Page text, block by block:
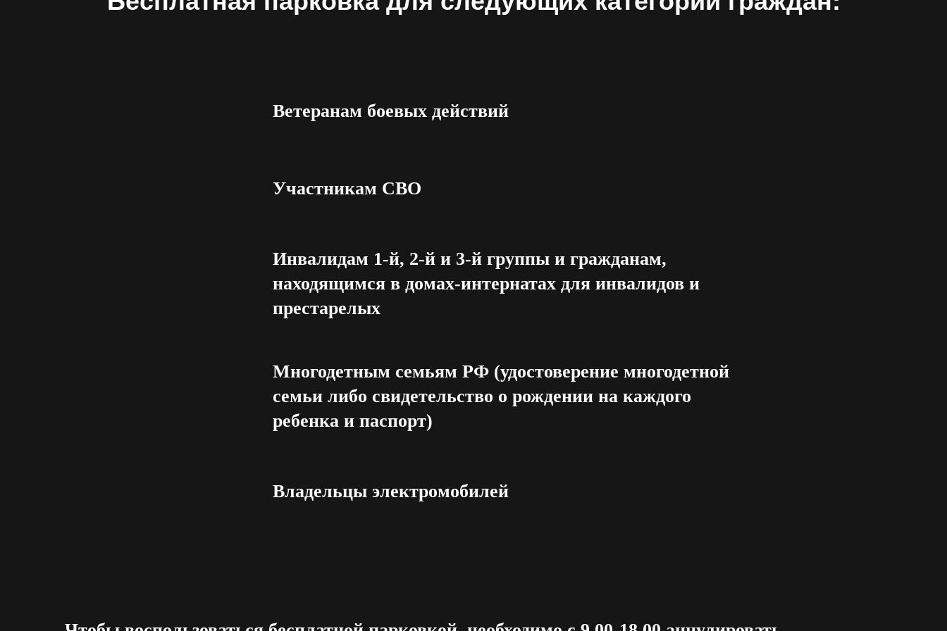
Ветеранам боевых действий
Участникам СВО
Инвалидам 1-й, 2-й и 3-й группы и гражданам,
находящимся в домах-интернатах для инвалидов и
престарелых
Многодетным семьям РФ (удостоверение многодетной
семьи либо свидетельство о рождении на каждого
ребенка и паспорт)
Владельцы электромобилей